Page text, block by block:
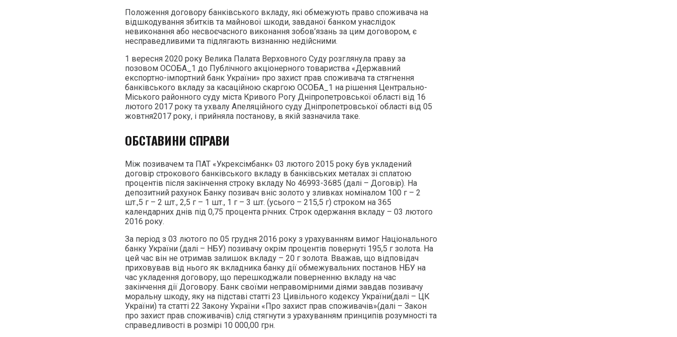
Положення договору банківського вкладу, які обмежують право споживача на
відшкодування збитків та майнової шкоди, завданої банком унаслідок
невиконання або несвоєчасного виконання зобов’язань за цим договором, є
несправедливими та підлягають визнанню недійсними.
1 вересня 2020 року Велика Палата Верховного Суду розглянула праву за
позовом ОСОБА_1 до Публічного акціонерного товариства «Державний
експортно-імпортний банк України» про захист прав споживача та стягнення
банківського вкладу за касаційною скаргою ОСОБА_1 на рішення Центрально-
Міського районного суду міста Кривого Рогу Дніпропетровської області від 16
лютого 2017 року та ухвалу Апеляційного суду Дніпропетровської області від 05
жовтня2017 року, і прийняла постанову, в якій зазначила таке.
ОБСТАВИНИ СПРАВИ
Між позивачем та ПАТ «Укрексімбанк» 03 лютого 2015 року був укладений
договір строкового банківського вкладу в банківських металах зі сплатою
процентів після закінчення строку вкладу No 46993-3685 (далі – Договір). На
депозитний рахунок Банку позивач вніс золото у зливках номіналом 100 г – 2
шт.,5 г – 2 шт., 2,5 г – 1 шт., 1 г – 3 шт. (усього – 215,5 г) строком на 365
календарних днів під 0,75 процента річних. Строк одержання вкладу – 03 лютого
2016 року.
За період з 03 лютого по 05 грудня 2016 року з урахуванням вимог Національного
банку України (далі – НБУ) позивачу окрім процентів повернуті 195,5 г золота. На
цей час він не отримав залишок вкладу – 20 г золота. Вважав, що відповідач
приховував від нього як вкладника банку дії обмежувальних постанов НБУ на
час укладення договору, що перешкоджали поверненню вкладу на час
закінчення дії Договору. Банк своїми неправомірними діями завдав позивачу
моральну шкоду, яку на підставі статті 23 Цивільного кодексу України(далі – ЦК
України) та статті 22 Закону України «Про захист прав споживачів»(далі – Закон
про захист прав споживачів) слід стягнути з урахуванням принципів розумності та
справедливості в розмірі 10 000,00 грн.